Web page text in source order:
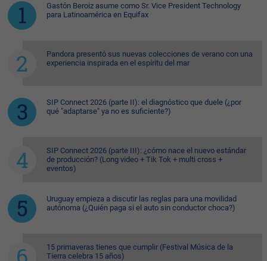
Gastón Beroiz asume como Sr. Vice President Technology
para Latinoamérica en Equifax
Pandora presentó sus nuevas colecciones de verano con una
experiencia inspirada en el espíritu del mar
SIP Connect 2026 (parte II): el diagnóstico que duele (¿por
qué "adaptarse" ya no es suficiente?)
SIP Connect 2026 (parte III): ¿cómo nace el nuevo estándar
de producción? (Long video + Tik Tok + multi cross +
eventos)
Uruguay empieza a discutir las reglas para una movilidad
autónoma (¿Quién paga si el auto sin conductor choca?)
15 primaveras tienes que cumplir (Festival Música de la
Tierra celebra 15 años)